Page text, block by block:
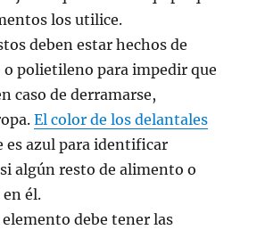
los utilice.
deben estar hechos de
polietileno para impedir que
caso de derramarse,
El color de los delantales
es azul para identificar
algún resto de alimento o
él.
elemento debe tener las